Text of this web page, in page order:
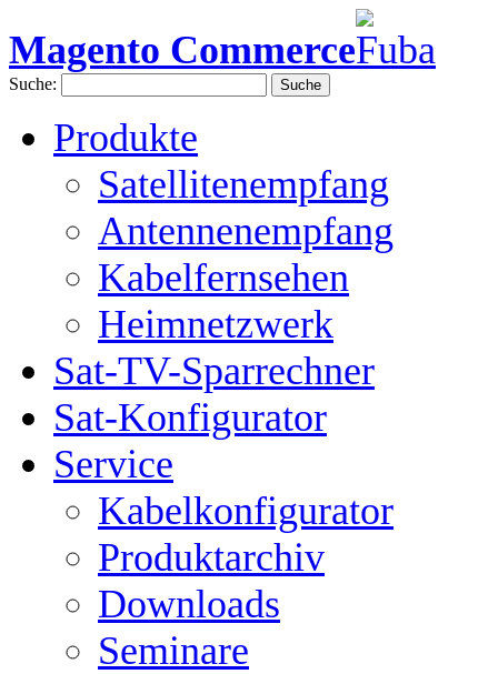
Magento Commerce
Suche: Suche
Produkte
Satellitenempfang
Antennenempfang
Kabelfernsehen
Heimnetzwerk
Sat-TV-Sparrechner
Sat-Konfigurator
Service
Kabelkonfigurator
Produktarchiv
Downloads
Seminare